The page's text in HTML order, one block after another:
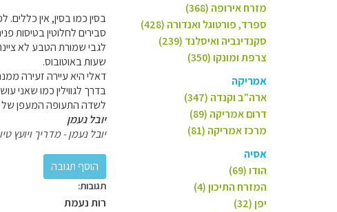
מזרח אירופה (368)
ספרד, פורטוגל ואנדורה (428)
סקנדינביה ואיסלנד (239)
צרפת ומונקו (350)
אמריקה
ארה"ב וקנדה (347)
דרום אמריקה (89)
מרכז אמריקה (81)
אסיה
הודו (69)
המזרח התיכון (4)
יפן (32)
בסין כמו בסין, אין
סבירים לחלוטין בטיסות
שעות באוטובוס.
דאלי היא עיירה זעירה
בדרך לגווילין כמו שאני
לשדה התעופה המעפן של
יובל נעמן
יובל נעמן - מדריך ויועץ
תגובות:
רות נעמת